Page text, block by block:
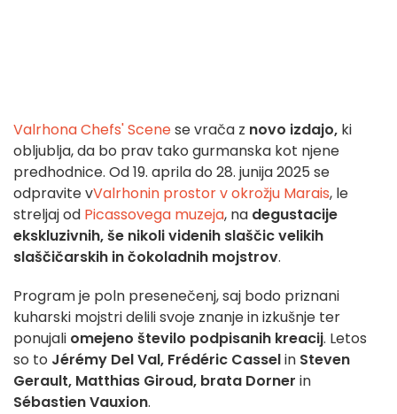
Valrhona Chefs' Scenese vrača z novo izdajo, ki
obljublja, da bo prav tako gurmanska kot njene
predhodnice. Od 19. aprila do 28. junija 2025 se
odpravite vValrhonin prostor vokrožju Marais, le
streljaj od Picassovega muzeja, na degustacije
ekskluzivnih, še nikoli videnih slaščicvelikih
slaščičarskih in čokoladnih mojstrov.
Program je poln presenečenj, saj bodo priznani
kuharski mojstri delili svoje znanje in izkušnje ter
ponujali omejeno število podpisanih kreacij. Letos
so to Jérémy Del Val, Frédéric Casselin Steven
Gerault, Matthias Giroud, brata Dorner in
Sébastien Vauxion.